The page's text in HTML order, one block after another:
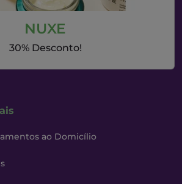
NUXE
30% Desconto!
ao Domicílio